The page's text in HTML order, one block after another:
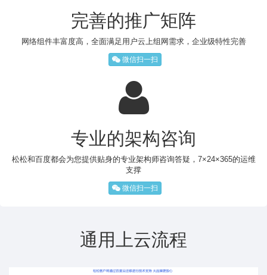
完善的推广矩阵
网络组件丰富度高，全面满足用户云上组网需求，企业级特性完善
微信扫一扫
专业的架构咨询
松松和百度都会为您提供贴身的专业架构师咨询答疑，7×24×365的运维
支撑
微信扫一扫
通用上云流程